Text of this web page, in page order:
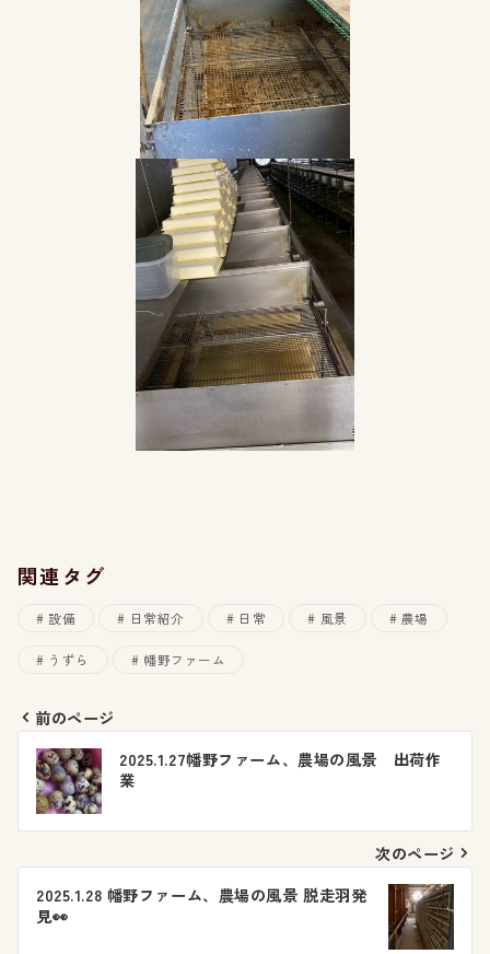
関連タグ
設備 日常紹介 日常 風景 農場
うずら 幡野ファーム
投
稿
ビ
ゲ
前のページ
2025.1.27幡野ファーム、農場の風景 出荷作
業
次のページ
2025.1.28 幡野ファーム、農場の風景 脱走羽発
見👀